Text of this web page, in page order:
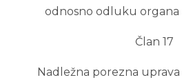
odnosno odluku organa
Član 17
Nadležna porezna